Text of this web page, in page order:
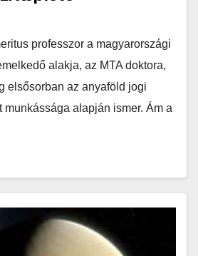
professzor a magyarországi
alakja, az MTA doktora,
elsősorban az anyaföld jogi
munkássága alapján ismer. Ám a